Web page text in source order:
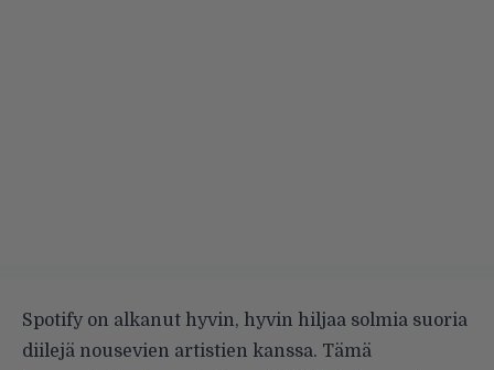
Spotify on alkanut hyvin, hyvin hiljaa solmia suoria
diilejä nousevien artistien kanssa. Tämä